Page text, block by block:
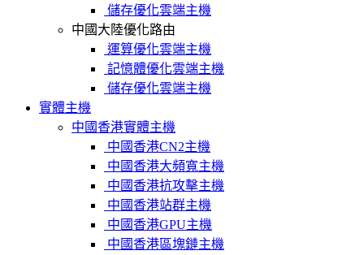
儲存優化雲端主機
中國大陸優化路由
運算優化雲端主機
記憶體優化雲端主機
儲存優化雲端主機
實體主機
中國香港實體主機
中國香港CN2主機
中國香港大頻寬主機
中國香港抗攻擊主機
中國香港站群主機
中國香港GPU主機
中國香港區塊鏈主機